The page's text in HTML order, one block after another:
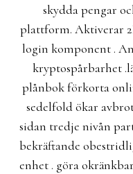
skydda pengar
plattform. Aktiverar
login komponent .
kryptospårbarhet
plånbok förkorta
sedelfold ökar
sidan tredje nivån
bekräftande
enhet . göra